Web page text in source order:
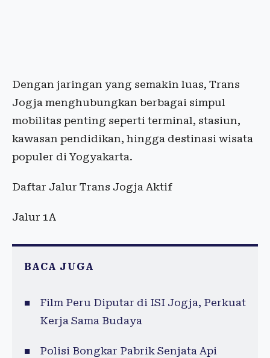
Dengan jaringan yang semakin luas, Trans
Jogja menghubungkan berbagai simpul
mobilitas penting seperti terminal, stasiun,
kawasan pendidikan, hingga destinasi wisata
populer di Yogyakarta.
Daftar Jalur Trans Jogja Aktif
Jalur 1A
BACA JUGA
Film Peru Diputar di ISI Jogja, Perkuat
Kerja Sama Budaya
Polisi Bongkar Pabrik Senjata Api